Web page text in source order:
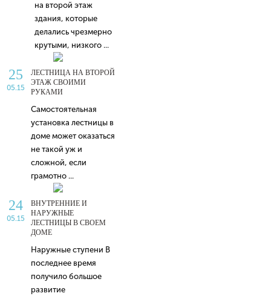
на второй этаж
здания, которые
делались чрезмерно
крутыми, низкого ...
25
05.15
ЛЕСТНИЦА НА ВТОРОЙ
ЭТАЖ СВОИМИ
РУКАМИ
Самостоятельная
установка лестницы в
доме может оказаться
не такой уж и
сложной, если
грамотно ...
24
05.15
ВНУТРЕННИЕ И
НАРУЖНЫЕ
ЛЕСТНИЦЫ В СВОЕМ
ДОМЕ
Наружные ступени В
последнее время
получило большое
развитие